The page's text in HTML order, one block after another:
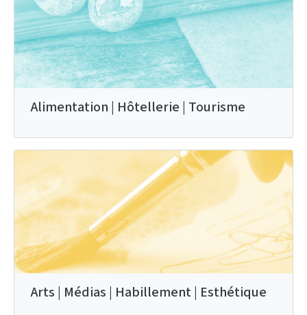
Alimentation | Hôtellerie | Tourisme
Arts | Médias | Habillement | Esthétique